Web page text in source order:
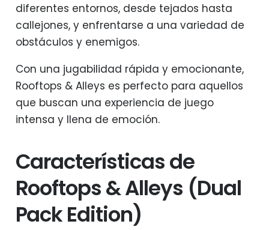
diferentes entornos, desde tejados hasta
callejones, y enfrentarse a una variedad de
obstáculos y enemigos.
Con una jugabilidad rápida y emocionante,
Rooftops & Alleys es perfecto para aquellos
que buscan una experiencia de juego
intensa y llena de emoción.
Características de
Rooftops & Alleys (Dual
Pack Edition)